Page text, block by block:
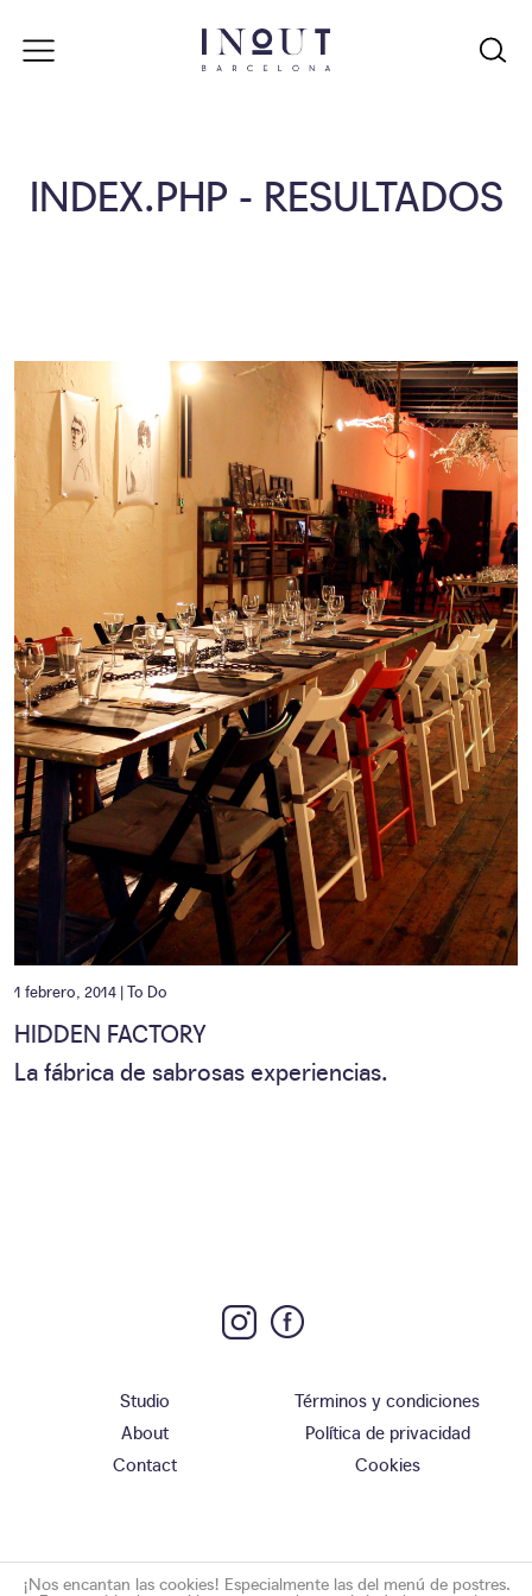
INDEX.PHP - RESULTADOS
1 febrero, 2014 |To Do
HIDDEN FACTORY
La fábrica de sabrosas experiencias.
Studio
About
Contact
Términos y condiciones
Política de privacidad
Cookies
¡Nos encantan las cookies! Especialmente las del menú de postres.